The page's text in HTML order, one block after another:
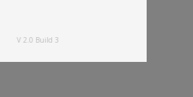
V 2.0 Build 3
eines
von Carl